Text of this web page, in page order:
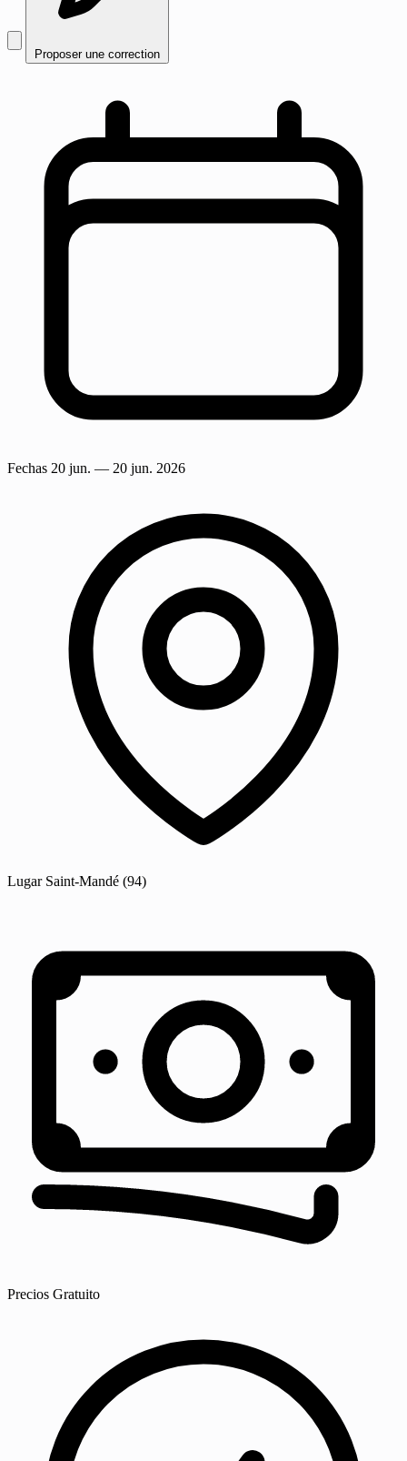
Proposer une correction
Fechas 20 jun. — 20 jun. 2026
Lugar Saint-Mandé (94)
Precios Gratuito